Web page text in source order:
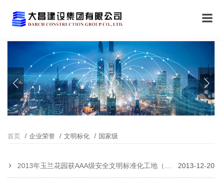
首页 企业荣誉 文明标化 国家级
2013-12-20